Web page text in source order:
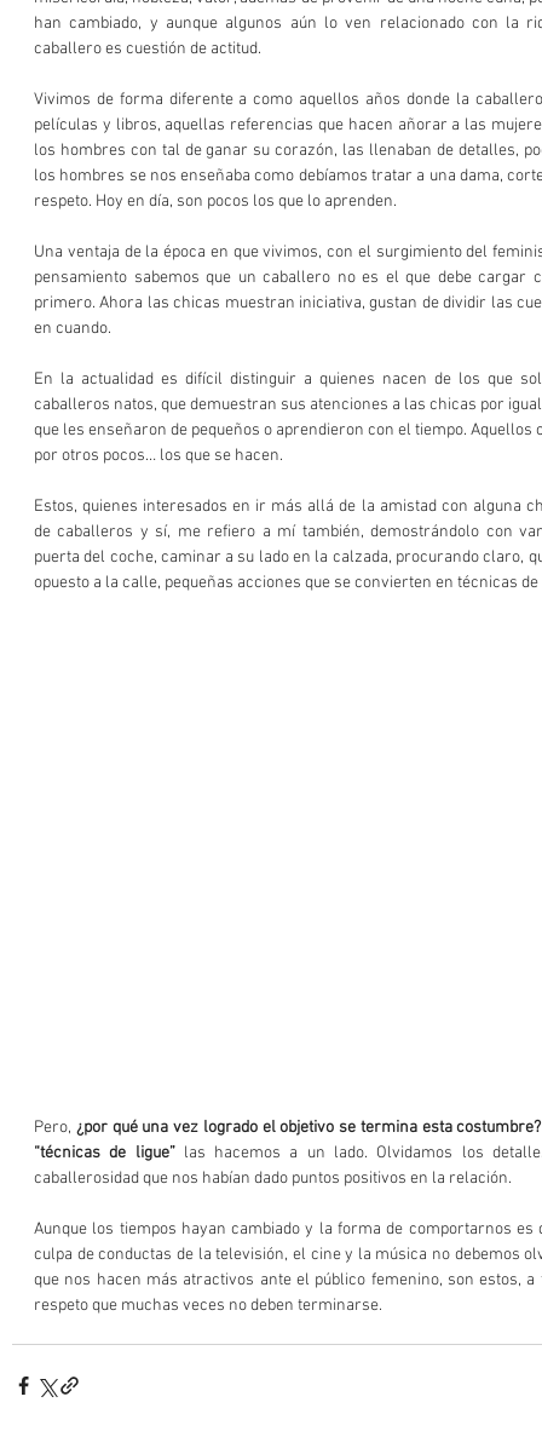
han cambiado, y aunque algunos aún lo ven relacionado con la
caballero es cuestión de actitud.
Vivimos de forma diferente a como aquellos años donde la
películas y libros, aquellas referencias que hacen añorar a las
los hombres con tal de ganar su corazón, las llenaban de detalles,
los hombres se nos enseñaba como debíamos tratar a una dama,
respeto. Hoy en día, son pocos los que lo aprenden.
Una ventaja de la época en que vivimos, con el surgimiento del
pensamiento sabemos que un caballero no es el que debe cargar
primero. Ahora las chicas muestran iniciativa, gustan de dividir las
en cuando.
En la actualidad es difícil distinguir a quienes nacen de los que
caballeros natos, que demuestran sus atenciones a las chicas por
que les enseñaron de pequeños o aprendieron con el tiempo. Aquellos
por otros pocos… los que se hacen.
Estos, quienes interesados en ir más allá de la amistad con alguna
de caballeros y sí, me refiero a mí también, demostrándolo con
puerta del coche, caminar a su lado en la calzada, procurando claro,
opuesto a la calle, pequeñas acciones que se convierten en técnicas
Pero, ¿por qué una vez logrado el objetivo se termina esta costumbre?
“técnicas de ligue” las hacemos a un lado. Olvidamos los
caballerosidad que nos habían dado puntos positivos en la relación.
Aunque los tiempos hayan cambiado y la forma de comportarnos
culpa de conductas de la televisión, el cine y la música no debemos
que nos hacen más atractivos ante el público femenino, son estos,
respeto que muchas veces no deben terminarse.